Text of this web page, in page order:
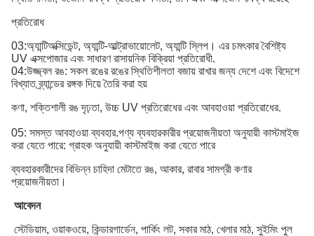
প্রতিরোধ
03:অ্যান্টিঅক্সিডেন্ট, অ্যান্টি-আল্ট্রাভায়োলেট, অ্যান্টি স্লিপ। এর চমৎকার বৈশিষ্ট্য
UV এক্সপোজার এবং সাধারণ রাসায়নিক বিক্রিয়া প্রতিরোধী.
04:উজ্জ্বল রঙ: সকল রঙের রঙের স্থিতিশীলতা বজায় রাখার জন্য দেশে এবং বিদেশে
বিখ্যাত ব্র্যান্ডের রঙ্গক দিয়ে তৈরি করা হয়
কণা, শক্তিশালী রঙ দৃঢ়তা, উচ্চ UV প্রতিরোধের এবং আবহাওয়া প্রতিরোধের.
05: সমস্ত আবহাওয়া ব্যবহার.পণ্য ব্যবহারকারীর প্রয়োজনীয়তা অনুযায়ী কাস্টমাইজ
করা যেতে পারে: গ্রাহক অনুযায়ী কাস্টমাইজ করা যেতে পারে
ব্যবহারকারীদের বিভিন্ন চাহিদা মেটাতে রঙ, আকার, রাবার সামগ্রী কণার
প্রয়োজনীয়তা।
আবেদন
স্টেডিয়াম, ওয়াকওয়ে, কিন্ডারগার্ডেন, পার্কিং লট, সকার মাঠ, খেলার মাঠ, সুইমিং পুল